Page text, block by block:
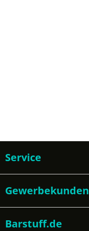
Service
Gewerbekunden
Barstuff.de